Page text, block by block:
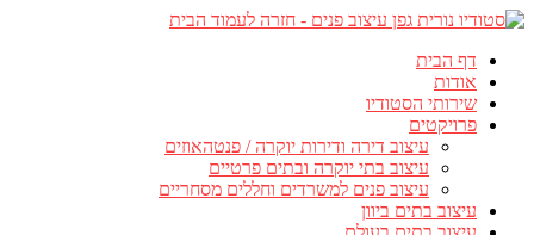
דף הבית
אודות
שירותי הסטודיו
פרויקטים
עיצוב דירה ודירות יוקרה / פנטהאוזים
עיצוב בתי יוקרה ובתים פרטיים
עיצוב פנים למשרדים וחללים מסחריים
עיצוב בתים ביוון